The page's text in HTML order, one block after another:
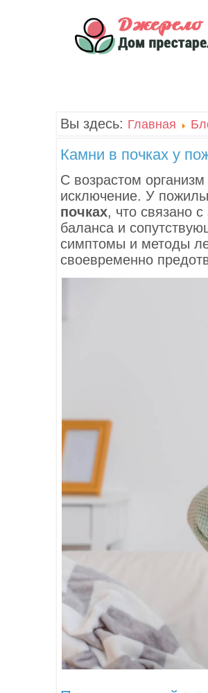
Вы здесь: Главная
Камни в почках у
С возрастом
исключение. У
почках, что связано
баланса и
симптомы и методы
своевременно